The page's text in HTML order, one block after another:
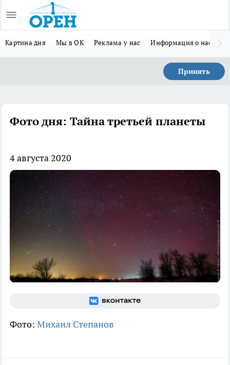
Картина дня Мы в ОК Реклама у нас Информация о нас
Принять
Фото дня: Тайна третьей планеты
4 августа 2020
Фото: Михаил Степанов